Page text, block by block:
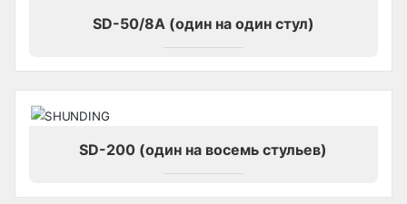
SD-50/8A (один на один стул)
SD-200 (один на восемь стульев)